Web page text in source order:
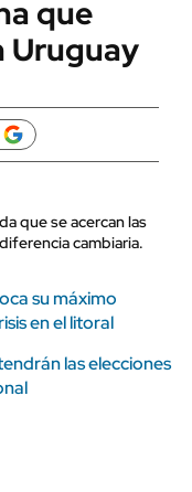
que
Uruguay
que se acercan las
cambiaria.
su máximo
en el litoral
las elecciones